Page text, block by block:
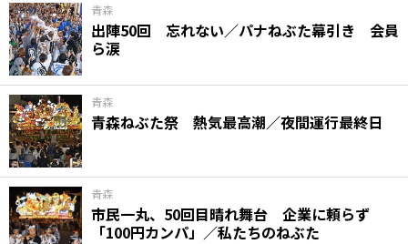
青森
出陣50回 忘れない／パナねぶた幕引き 会員
ら涙
青森
青森ねぶた祭 熱気最高潮／夜間運行最終日
青森
市民一丸、50回目晴れ舞台 企業に頼らず
「100円カンパ」／私たちのねぶた